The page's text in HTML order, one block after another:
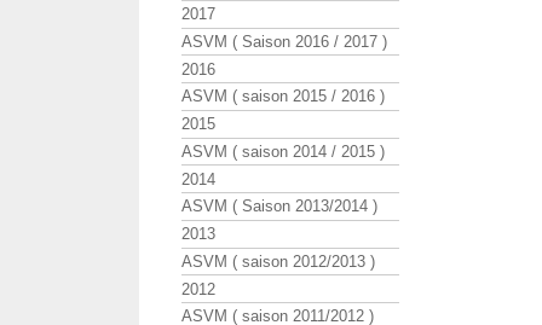
2017
ASVM ( Saison 2016 / 2017 )
2016
ASVM ( saison 2015 / 2016 )
2015
ASVM ( saison 2014 / 2015 )
2014
ASVM ( Saison 2013/2014 )
2013
ASVM ( saison 2012/2013 )
2012
ASVM ( saison 2011/2012 )